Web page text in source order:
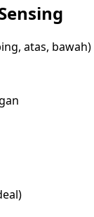
atas, bawah)